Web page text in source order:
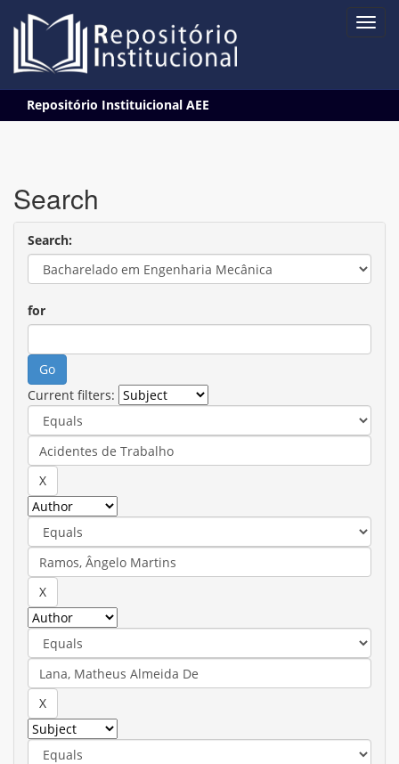
navigation
Repositório Instituicional AEE
Search
Search:
for
Current filters: